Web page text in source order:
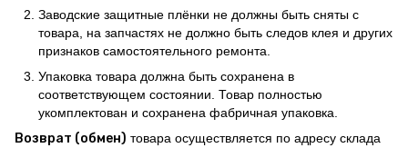
Заводские защитные плёнки не должны быть сняты с
товара, на запчастях не должно быть следов клея и других
признаков самостоятельного ремонта.
Упаковка товара должна быть сохранена в
соответствующем состоянии. Товар полностью
укомплектован и сохранена фабричная упаковка.
Возврат (обмен) товара осуществляется по адресу склада